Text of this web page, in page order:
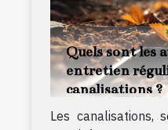
Quels sont les
entretien
canalisations ?
Les canalisations,